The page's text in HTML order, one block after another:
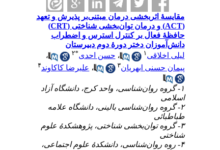
مقایسهٔ اثربخشی درمان مبتنی‌بر پذیرش و تعهد
(ACT) و درمان توان‌بخشی شناختی (CRT)
حافظهٔ فعال بر کنترل استرس و اضطراب
دانش‌آموزان دختر دورهٔ دوم دبیرستان
لیلی اخلاقی
،حسن احدی* ۲
،
پیمان حسنی ابهریان ۳ ،علیرضا کاکاوند۴
۱- گروه روان‌شناسی، واحد کرج، دانشگاه آزاد
اسلامی
۲- گروه روان‌شناسی بالینی، دانشگاه علامه
طباطبائی
۳- گروه توان‌بخشی شناختی، پژوهشکدهٔ علوم
شناختی
۴- روه روان‌شناسی، دانشکدهٔ علوم اجتماعی،